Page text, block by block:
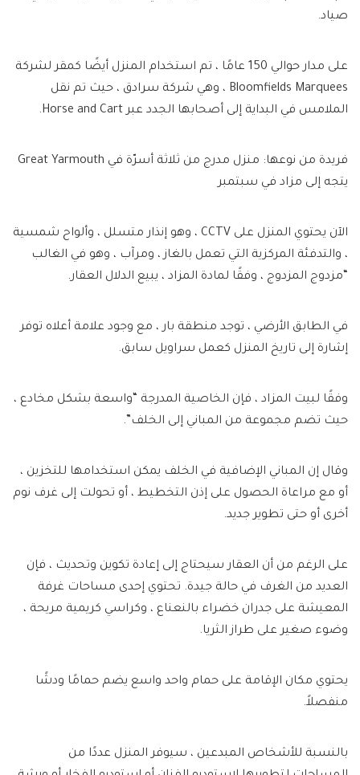
صياد.
على مدار حوالي 150 عامًا ، تم استخدام المنزل أيضًا كمقر لشركة
Bloomfields Marquees ، وهي شركة سرادق ، حيث تم نقل
الملامس في البداية إلى أصحابها الجدد عبر Horse and Cart.
فريدة من نوعها: منزل مدرج من ثلاثة أسرّة في Great Yarmouth
يتجه إلى مزاد في سبتمبر
الآن يحتوي المنزل على CCTV ، وهو إنذار متسلل ، وألواح شمسية
، والتدفئة المركزية التي تعمل بالغاز ، ومرآب ، وهو في الغالب
“مزدوج المزدوج ، وفقًا لمادة المزاد ، يبيع الدلال العقار.
في الطابق الأرضي ، توجد منطقة بار ، مع وجود علامة أعلاه توفر
إشارة إلى تاريخ المنزل كعمل سراويل سابق.
وفقًا لبيت المزاد ، فإن الخاصية المدرجة “واسعة بشكل مخادع ،
حيث تضم مجموعة من المباني إلى الخلف”.
وقال إن المباني الإضافية في الخلف يمكن استخدامها للتخزين ،
أو مع مراعاة الحصول على إذن التخطيط ، أو تحولت إلى غرف نوم
أخرى أو حتى تطوير جديد.
على الرغم من أن العقار سيحتاج إلى إعادة تكوين وتحديث ، فإن
العديد من الغرف في حالة جيدة. تحتوي إحدى مساحات غرفة
المعيشة على جدران خضراء بالنعناع ، وكراسي كريمية مريحة ،
وضوء صغير على طراز الثريا.
يحتوي مكان الإقامة على حمام واحد واسع يضم حمامًا ودشًا
منفصلاً.
بالنسبة للأشخاص المبدعين ، سيوفر المنزل عددًا من